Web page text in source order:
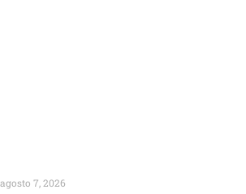
agosto 7, 2026